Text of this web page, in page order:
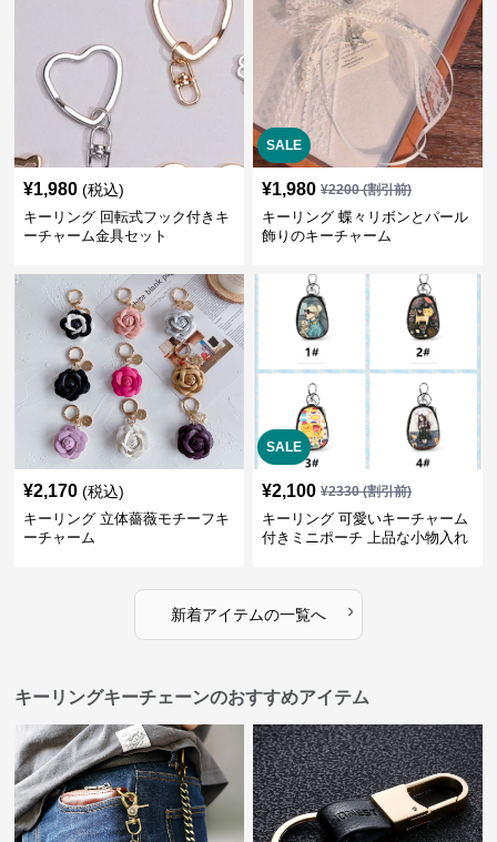
¥1,980 (税込)
キーリング 回転式フック付きキ
ーチャーム金具セット
SALE
¥1,980 ¥2200(割引前)
キーリング 蝶々リボンとパール
飾りのキーチャーム
¥2,170 (税込)
キーリング 立体薔薇モチーフキ
ーチャーム
SALE
¥2,100 ¥2330(割引前)
キーリング 可愛いキーチャーム
付きミニポーチ 上品な小物入れ
新着アイテムの一覧へ ›
キーリングキーチェーンのおすすめアイテム